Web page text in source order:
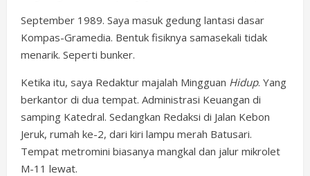
September 1989. Saya masuk gedung lantasi dasar
Kompas-Gramedia. Bentuk fisiknya samasekali tidak
menarik. Seperti bunker.
Ketika itu, saya Redaktur majalah Mingguan Hidup. Yang
berkantor di dua tempat. Administrasi Keuangan di
samping Katedral. Sedangkan Redaksi di Jalan Kebon
Jeruk, rumah ke-2, dari kiri lampu merah Batusari.
Tempat metromini biasanya mangkal dan jalur mikrolet
M-11 lewat.